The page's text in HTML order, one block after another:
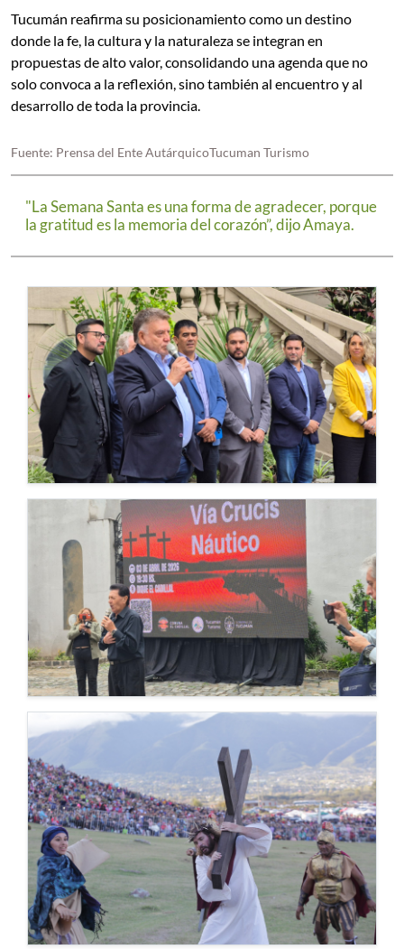
"La Semana Santa es una forma de agradecer, porque
la gratitud es la memoria del corazón”, dijo Amaya.
Tucumán reafirma su posicionamiento como un destino
donde la fe, la cultura y la naturaleza se integran en
propuestas de alto valor, consolidando una agenda que no
solo convoca a la reflexión, sino también al encuentro y al
desarrollo de toda la provincia.
Fuente: Prensa del Ente AutárquicoTucuman Turismo